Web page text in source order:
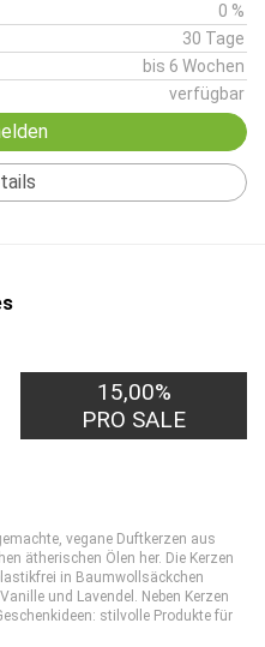
0 %
30 Tage
bis 6 Wochen
verfügbar
15,00%
PRO SALE
vegane Duftkerzen aus
ätherischen Ölen her. Die Kerzen
in Baumwollsäckchen
und Lavendel. Neben Kerzen
stilvolle Produkte für